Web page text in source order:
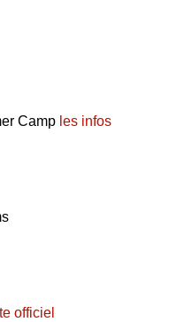
Camp les infos
officiel